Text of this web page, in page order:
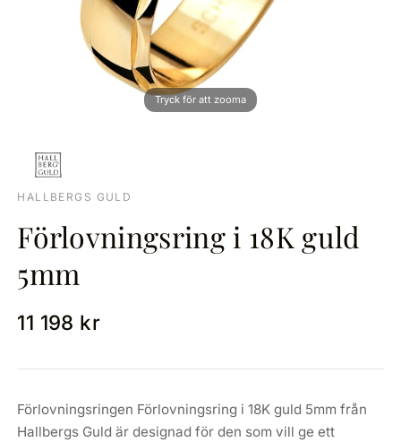
HALLBERGS GULD
Förlovningsring i 18K guld
5mm
11 198 kr
Förlovningsringen Förlovningsring i 18K guld 5mm från
Hallbergs Guld är designad för den som vill ge ett